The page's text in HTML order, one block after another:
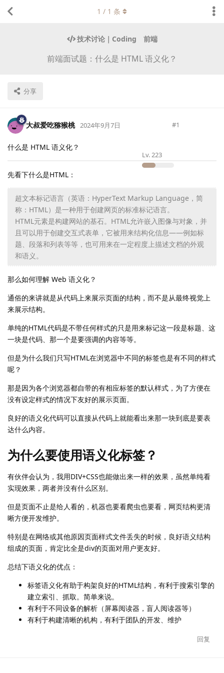
技术讨论｜Coding 前端
前端面试题：什么是 HTML 语义化？
分享
1 / 1 条
大叔爱吃猕猴桃
Lv.223
2024年9月7日 #1
什么是 HTML 语义化？
先看下什么是HTML：
超文本标记语言（英语：HyperText Markup Language，简
称：HTML）是一种用于创建网页的标准标记语言。
HTML元素是构建网站的基石。HTML允许嵌入图像与对象，并
且可以用于创建交互式表单，它被用来结构化信息——例如标
题、段落和列表等等，也可用来在一定程度上描述文档的外观
和语义。
那么如何理解 Web 语义化？
通俗的来讲就是从代码上来展示页面的结构，而不是从最终视觉上
来展示结构。
单纯的HTML代码是不带任何样式的只是用来标记这一段是标题、这
一块是代码、那一个是要强调的内容等等。
但是为什么我们只写HTML在浏览器中不同的标签也是有不同的样式
呢？
那是因为各个浏览器都自带的有相应标签的默认样式，为了方便在
没有设定样式的情况下友好的展示页面。
良好的语义化代码可以直接从代码上就能看出来那一块到底是要表
达什么内容。
为什么要使用语义化标签？
有伙伴会认为，我用DIV+CSS也能做出来一样的效果，虽然单纯看
实现效果，两者并没有什么区别。
但是页面不止是给人看的，机器也要看爬虫也要看，网页结构更清
晰方便开发维护。
特别是在网络或其他原因页面样式文件丢失的时候，良好语义结构
组成的页面，肯定比全是div的页面对用户更友好。
总结下语义化的优点：
标签语义化有助于构架良好的HTML结构，有利于搜索引擎的
建立索引、抓取。简单来说。
有利于不同设备的解析（屏幕阅读器，盲人阅读器等）
有利于构建清晰的机构，有利于团队的开发、维护
回复